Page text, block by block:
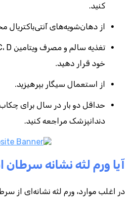
کنید.
از دهان‌شویه‌های
خود قرار دهید.
از استعمال سیگار بپرهیزید.
حداقل دو بار در سال برای
دندانپزشک مراجعه کنید.
آیا ورم لثه نشانه
در اغلب موارد، ورم لثه نشانه‌ای از